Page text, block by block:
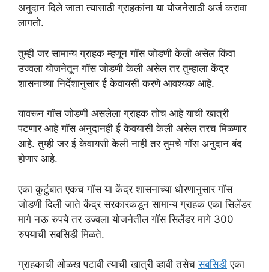
अनुदान दिले जाता त्यासाठी ग्राहकांना या योजनेसाठी अर्ज करावा
लागतो.
तुम्ही जर सामान्य ग्राहक म्हणून गॉस जोडणी केली असेल किंवा
उज्वला योजनेतून गॉस जोडणी केली असेल तर तुम्हाला केंद्र
शासनाच्या निर्देशानुसार ई केवायसी करणे आवश्यक आहे.
यावरून गॉस जोडणी असलेला ग्राहक तोच आहे याची खात्री
पटणार आहे गॉस अनुदानही ई केवयासी केली असेल तरच मिळणार
आहे. तुम्ही जर ई केवायसी केली नाही तर तुमचे गॉस अनुदान बंद
होणार आहे.
एका कुटुंबात एकच गॉस या केंद्र शासनाच्या धोरणानुसार गॉस
जोडणी दिली जाते केंद्र सरकारकडून सामान्य ग्राहक एका सिलेंडर
मागे नऊ रुपये तर उज्वला योजनेतील गॉस सिलेंडर मागे 300
रुपयाची सबसिडी मिळते.
ग्राहकाची ओळख पटावी त्याची खात्री व्हावी तसेचसबसिडी एका